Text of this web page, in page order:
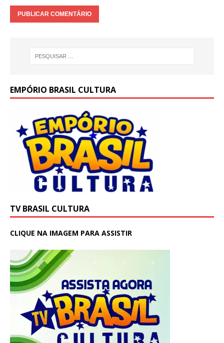
EMPÓRIO BRASIL CULTURA
TV BRASIL CULTURA
CLIQUE NA IMAGEM PARA ASSISTIR